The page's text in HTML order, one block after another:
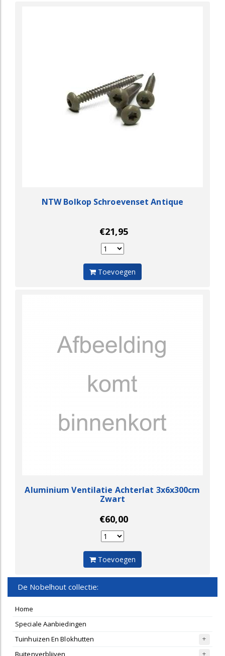
NTW Bolkop Schroevenset Antique
€21,95
Toevoegen
Aluminium Ventilatie Achterlat 3x6x300cm
Zwart
€60,00
Toevoegen
De Nobelhout collectie:
Home
Speciale Aanbiedingen
Tuinhuizen En Blokhutten
Buitenverblijven